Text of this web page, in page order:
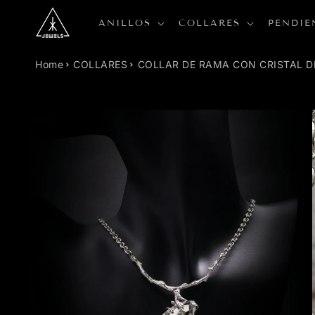
CONTENIDO
ANILLOS COLLARES
Home COLLARES COLLAR DE RAMA CON CRISTAL
INFORMACIÓN
DEL PRODUCTO